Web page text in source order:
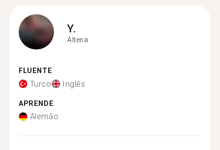
Y.
Altena
FLUENTE
Turco Inglês
APRENDE
Alemão